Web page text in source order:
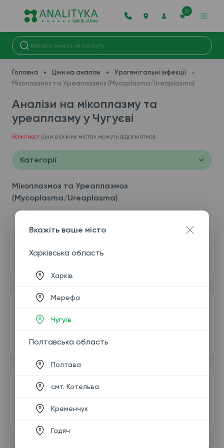
0
Головна Ціни на аналізи
Урогенітальні інфекції
Мікоплазмоз та Уреаплазмоз (Mycoplasma/Ureaplasma)
Аналізи на мікоплазму та
уреаплазму у Чугуєві
Важливо! Ціни в різних містах можуть відрізнятися.
Категорії
Мікоплазмоз та Уреаплазмоз
(Mycoplasma/Ureaplasma)
Вкажіть ваше місто
Харківська область
Харків
Мерефа
Чугуїв
Полтавська область
Полтава
смт. Котельва
Кременчук
Гадяч